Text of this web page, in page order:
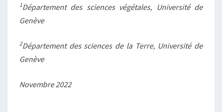
1Département des sciences végétales, Université de
Genève
2Département des sciences de la Terre, Université de
Genève
Novembre 2022